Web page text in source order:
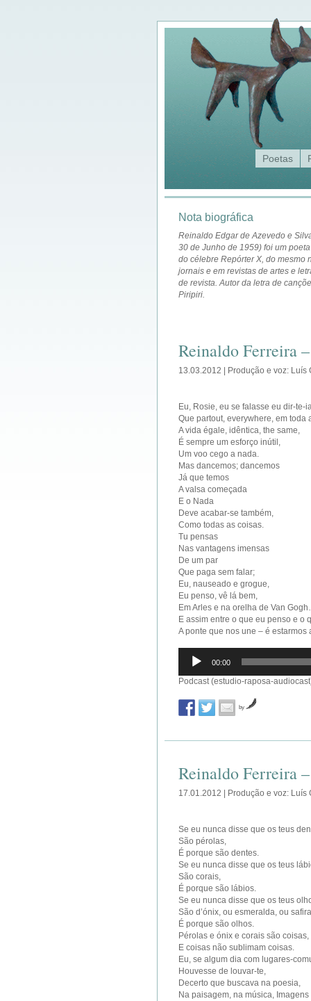
Poetas
Nota biográfica
Reinaldo Edgar de Azevedo e
30 de Junho de 1959) foi um
do célebre Repórter X, do mesmo
jornais e em revistas de artes e
de revista. Autor da letra de
Piripiri.
Reinaldo Ferreira
13.03.2012 | Produção e voz: Luís
Eu, Rosie, eu se falasse eu dir-te-
Que partout, everywhere, em toda
A vida égale, idêntica, the same,
É sempre um esforço inútil,
Um voo cego a nada.
Mas dancemos; dancemos
Já que temos
A valsa começada
E o Nada
Deve acabar-se também,
Como todas as coisas.
Tu pensas
Nas vantagens imensas
De um par
Que paga sem falar;
Eu, nauseado e grogue,
Eu penso, vê lá bem,
Em Arles e na orelha de Van
E assim entre o que eu penso e o
A ponte que nos une – é estarmos
Reprodutor
áudio
00:00
Podcast (estudio-raposa-
by
Reinaldo Ferreira
17.01.2012 | Produção e voz: Luís
Se eu nunca disse que os teus
São pérolas,
É porque são dentes.
Se eu nunca disse que os teus
São corais,
É porque são lábios.
Se eu nunca disse que os teus
São d’ónix, ou esmeralda, ou
É porque são olhos.
Pérolas e ónix e corais são coisas,
E coisas não sublimam coisas.
Eu, se algum dia com lugares-
Houvesse de louvar-te,
Decerto que buscava na poesia,
Na paisagem, na música,